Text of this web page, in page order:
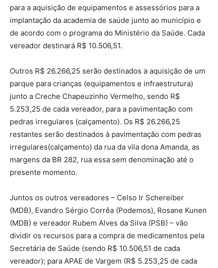
para a aquisição de equipamentos e assessórios para a
implantação da academia de saúde junto ao município e
de acordo com o programa do Ministério da Saúde. Cada
vereador destinará R$ 10.506,51.
Outros R$ 26.266,25 serão destinados a aquisição de um
parque para crianças (equipamentos e infraestrutura)
junto a Creche Chapeuzinho Vermelho, sendo R$
5.253,25 de cada vereador, para a pavimentação com
pedras irregulares (calçamento). Os R$ 26.266,25
restantes serão destinados à pavimentação com pedras
irregulares(calçamento) da rua da vila dona Amanda, as
margens da BR 282, rua essa sem denominação até o
presente momento.
Juntos os outros vereadores – Celso Ir Schereiber
(MDB), Evandro Sérgio Corrêa (Podemos), Rosane Kunen
(MDB) e vereador Rubem Alves da Silva (PSB) – vão
dividir os recursos para a compra de medicamentos pela
Secretária de Saúde (sendo R$ 10.506,51 de cada
vereador); para APAE de Vargem (R$ 5.253,25 de cada